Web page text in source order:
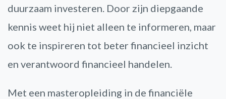
duurzaam investeren. Door zijn diepgaande
kennis weet hij niet alleen te informeren, maar
ook te inspireren tot beter financieel inzicht
en verantwoord financieel handelen.
Met een masteropleiding in de financiële